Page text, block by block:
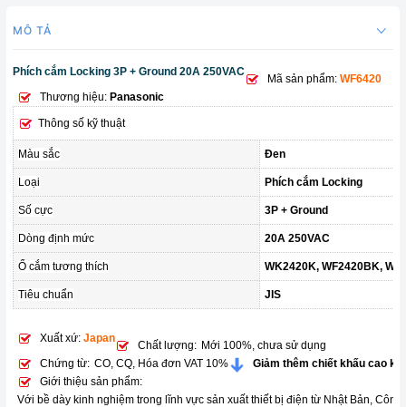
MÔ TẢ
Phích cắm Locking 3P + Ground 20A 250VAC
Mã sản phẩm: WF6420
Thương hiệu: Panasonic
Thông số kỹ thuật
Màu sắc Đen
Loại Phích cắm Locking
Số cực 3P + Ground
Dòng định mức 20A 250VAC
Ổ cắm tương thích WK2420K, WF2420BK,
Tiêu chuẩn JIS
Xuất xứ: Japan
Chất lượng: Mới 100%, chưa sử dụng
Chứng từ: CO, CQ, Hóa đơn VAT 10%
Giảm thêm chiết khấu cao
Giới thiệu sản phẩm:
Với bề dày kinh nghiệm trong lĩnh vực sản xuất thiết bị điện từ Nhật Bản, Công